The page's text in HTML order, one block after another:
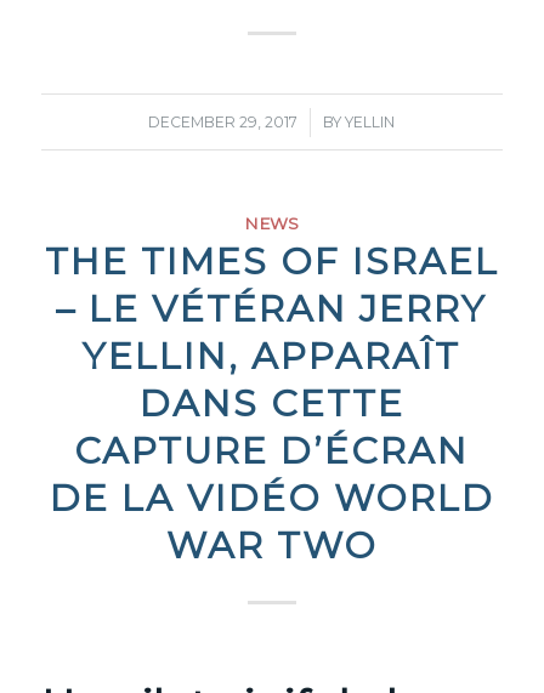
DECEMBER 29, 2017
/ BYYELLIN
NEWS
THE TIMES OF ISRAEL
– LE VÉTÉRAN JERRY
YELLIN, APPARAÎT
DANS CETTE
CAPTURE D’ÉCRAN
DE LA VIDÉO WORLD
WAR TWO